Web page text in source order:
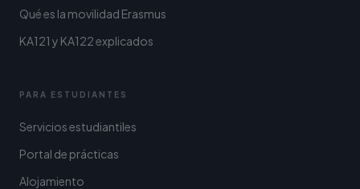
Qué es la movilidad Erasmus
KA121 y KA122 explicados
PARA ESTUDIANTES
Servicios estudiantiles
Portal de prácticas
Alojamiento